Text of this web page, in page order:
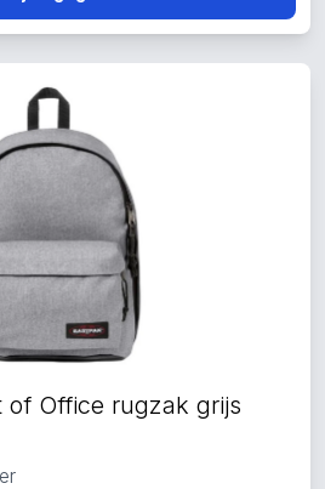
of Office rugzak grijs